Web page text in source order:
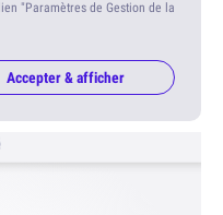
"Paramètres de Gestion de la
Accepter & afficher